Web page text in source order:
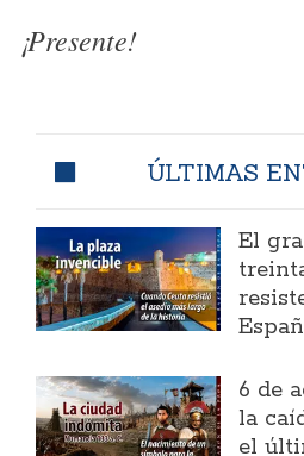
¡Presente!
ÚLTIMAS
El
6 de
la
el